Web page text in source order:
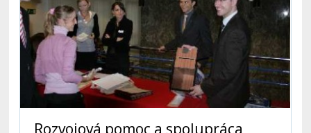
Rozvojová pomoc a spolupráca